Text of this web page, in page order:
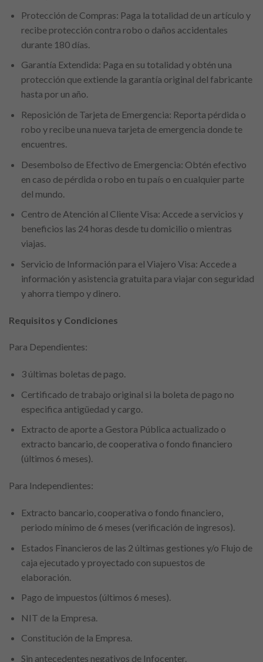
Protección de Compras: Paga la totalidad de un artículo y
recibe protección contra robo o daños accidentales
durante 180 días.
Garantía Extendida: Paga en su totalidad y obtén una
protección que extiende la garantía original del fabricante
hasta por un año.
Reposición de Tarjeta de Emergencia: Reporta pérdida o
robo y recibe una nueva tarjeta de emergencia donde te
encuentres.
Desembolso de Efectivo de Emergencia: Obtén efectivo
en caso de pérdida o robo en tu país o en cualquier parte
del mundo.
Centro de Atención al Cliente Visa: Accede a servicios y
beneficios las 24 horas desde tu domicilio o mientras
viajas.
Servicio de Información para el Viajero Visa: Accede a
información y asistencia gratuita para viajar con seguridad
y ahorra tiempo y dinero.
Requisitos y Condiciones
Para Dependientes:
3 últimas boletas de pago.
Certificado de trabajo original si la boleta de pago no
especifica antigüedad y cargo.
Extracto de aporte a Gestora Pública actualizado o
extracto bancario, de cooperativa o fondo financiero
(últimos 6 meses).
Para Independientes:
Extracto bancario, cooperativa o fondo financiero,
periodo mínimo de 6 meses (verificación de ingresos).
Estados Financieros de las 2 últimas gestiones y/o Flujo de
caja ejecutado y proyectado con supuestos de
elaboración.
Pago de impuestos (últimos 6 meses).
NIT de la Empresa.
Constitución de la Empresa.
Sin antecedentes negativos de Infocenter.